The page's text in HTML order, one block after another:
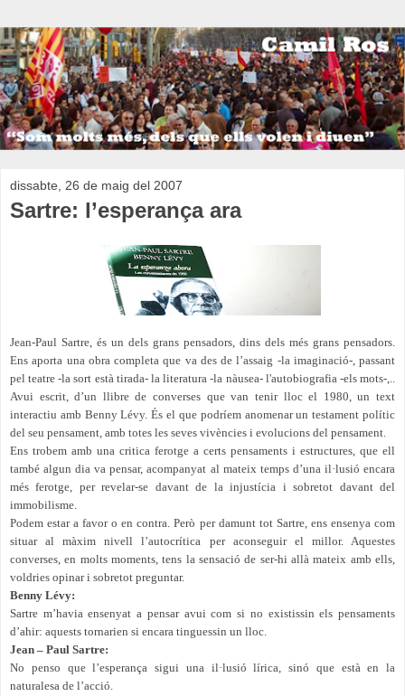
dissabte, 26 de maig del 2007
Sartre: l’esperança ara
Jean-Paul Sartre, és un dels grans pensadors, dins dels més grans pensadors.
Ens aporta una obra completa que va des de l’assaig -la imaginació-, passant
pel teatre -la sort està tirada- la literatura -la nàusea- l'autobiografia -els mots-,..
Avui escrit, d’un llibre de converses que van tenir lloc el 1980, un text
interactiu amb Benny Lévy. És el que podríem anomenar un testament polític
del seu pensament, amb totes les seves vivències i evolucions del pensament.
Ens trobem amb una critica ferotge a certs pensaments i estructures, que ell
també algun dia va pensar, acompanyat al mateix temps d’una il·lusió encara
més ferotge, per revelar-se davant de la injustícia i sobretot davant del
immobilisme.
Podem estar a favor o en contra. Però per damunt tot Sartre, ens ensenya com
situar al màxim nivell l’autocrítica per aconseguir el millor. Aquestes
converses, en molts moments, tens la sensació de ser-hi allà mateix amb ells,
voldries opinar i sobretot preguntar.
Benny Lévy:
Sartre m’havia ensenyat a pensar avui com si no existissin els pensaments
d’ahir: aquests tornarien si encara tinguessin un lloc.
Jean – Paul Sartre:
No penso que l’esperança sigui una il·lusió lírica, sinó que està en la
naturalesa de l’acció.